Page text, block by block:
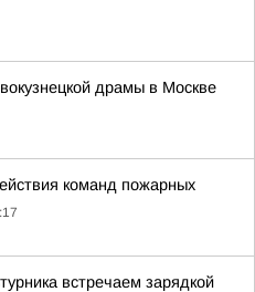
драмы в Москве
команд пожарных
встречаем зарядкой